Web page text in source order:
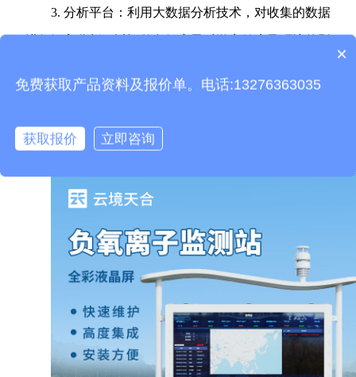
3. 分析平台：利用大数据分析技术，对收集的数据
式，将监测到的负氧离子浓度和相关信息及时向游客展
示，提高游客的环保意识和健康知识。
产品包含安装吗？
×
免费获取产品资料及报价单。电话:13276363035
获取报价 立即咨询